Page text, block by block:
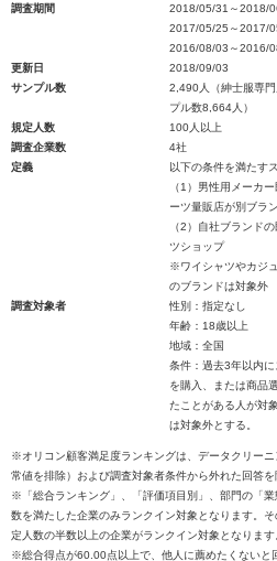
調査期間
2018/05/31～2018/
2017/05/25～2017/
2016/08/03～2016/
更新日
2018/09/03
サンプル数
2,490人（紳士服専
プル数8,664人）
規定人数
100人以上
調査企業数
4社
定義
以下の条件を満たす
（1）男性用メーカ
ーツ量販店が別ブラ
（2）自社ブランド
ツショップ
※ワイシャツやカジ
のブランドは対象外
調査対象者
性別：指定なし
年齢：18歳以上
地域：全国
条件：過去3年以内
を購入、または商品
たことがある人が対
は対象外とする。
※オリコン顧客満足度ランキングは、データクリー
常値を排除）および調査対象者条件から外れた回答を
※「総合ランキング」、「評価項目別」、部門の「
数を満たした企業のみランクイン対象となります。
定人数の半数以上の企業がランクイン対象となります
※総合得点が60.00点以上で、他人に薦めたくないと